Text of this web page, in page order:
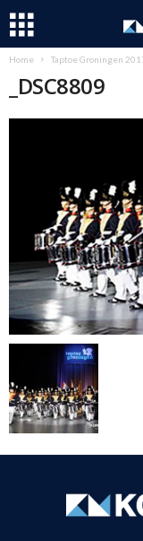
Home Taptoe Groningen
_DSC8809